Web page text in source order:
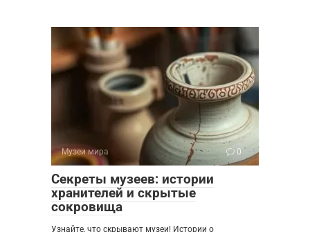
Музеи мира 0
Секреты музеев: истории
хранителей и скрытые
сокровища
Узнайте, что скрывают музеи! Истории о